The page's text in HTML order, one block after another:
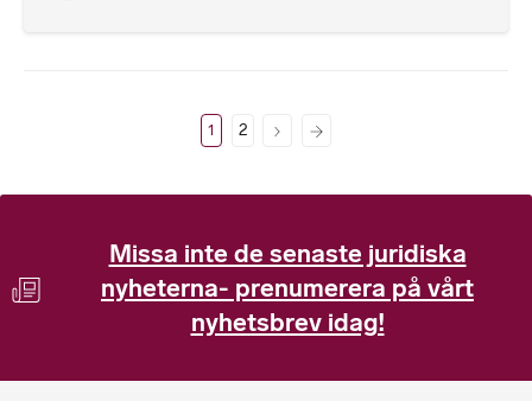
1 2
Missa inte de senaste juridiska
nyheterna- prenumerera på vårt
nyhetsbrev idag!